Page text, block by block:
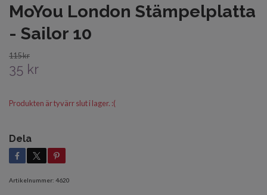
MoYou London Stämpelplatta
- Sailor 10
115 kr
35 kr
Produkten är tyvärr slut i lager. :(
Dela
Artikelnummer: 4620